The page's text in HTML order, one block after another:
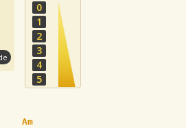
0
1
2
3
4
5
Am